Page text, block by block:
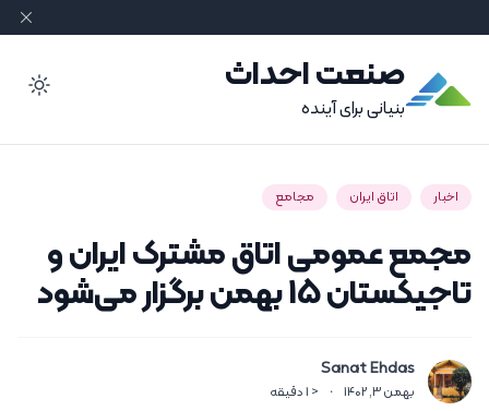
صنعت احداث
بنیانی برای آینده
اخبار اتاق ایران مجامع
مجمع عمومی اتاق مشترک ایران و
تاجیکستان 15 بهمن برگزار می‌شود
Sanat Ehdas
بهمن 3, 1402 ·
< 1 دقیقه